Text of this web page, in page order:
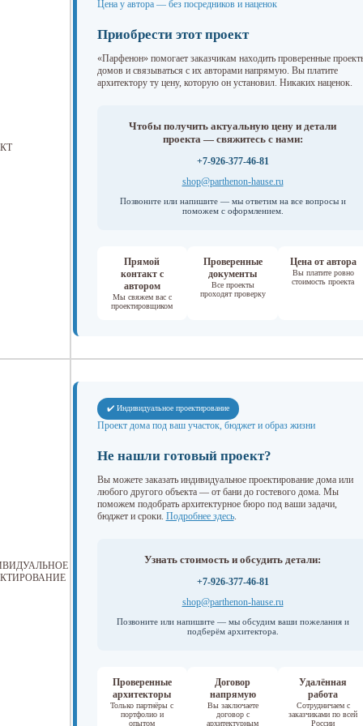
Цена у автора — без посредников и наценок
Приобрести этот проект
«Парфенон» помогает заказчикам находить проверенные
домов и связываться с их авторами напрямую. Вы платите
архитектору ту цену, которую он установил. Никаких наценок.
Чтобы получить актуальную цену и детали
проекта — свяжитесь с нами:
+7-926-377-46-81
shop@parthenon-hause.ru
Позвоните или напишите — мы ответим на все вопросы и
поможем с оформлением.
Прямой
контакт с
автором
Мы свяжем вас с
проектировщиком
Проверенные
документы
Все проекты
проходят проверку
Цена от автора
Вы платите ровно
стоимость проекта
✔️ Индивидуальное проектирование
Проект дома под ваш участок, бюджет и образ жизни
Не нашли готовый проект?
Вы можете заказать индивидуальное проектирование дома или
любого другого объекта — от бани до гостевого дома. Мы
поможем подобрать архитектурное бюро под ваши задачи,
бюджет и сроки. Подробнее здесь.
Узнать стоимость и обсудить детали:
+7-926-377-46-81
shop@parthenon-hause.ru
Позвоните или напишите — мы обсудим ваши пожелания и
подберём архитектора.
Проверенные
архитекторы
Только партнёры с
портфолио и
опытом
Договор
напрямую
Вы заключаете
договор с
архитектурным
Удалённая
работа
Сотрудничаем с
заказчиками по всей
России